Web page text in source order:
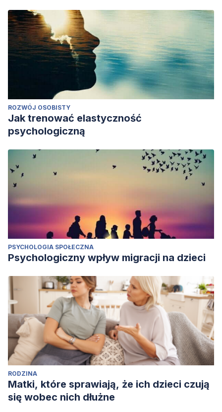
ROZWÓJ OSOBISTY
Jak trenować elastyczność
psychologiczną
PSYCHOLOGIA SPOŁECZNA
Psychologiczny wpływ migracji na dzieci
RODZINA
Matki, które sprawiają, że ich dzieci czują
się wobec nich dłużne